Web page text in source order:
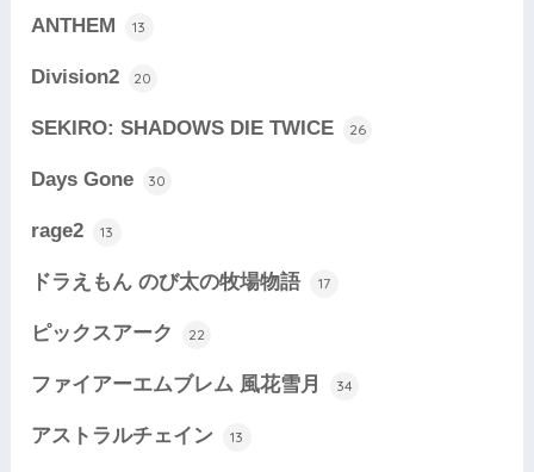
ANTHEM 13
Division2 20
SEKIRO: SHADOWS DIE TWICE 26
Days Gone 30
rage2 13
ドラえもん のび太の牧場物語 17
ピックスアーク 22
ファイアーエムブレム 風花雪月 34
アストラルチェイン 13